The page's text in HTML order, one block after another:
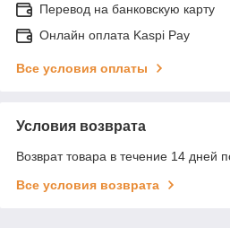
Перевод на банковскую карту
Онлайн оплата Kaspi Pay
Все условия оплаты
Условия возврата
Возврат товара в течение 14 дней
Все условия возврата